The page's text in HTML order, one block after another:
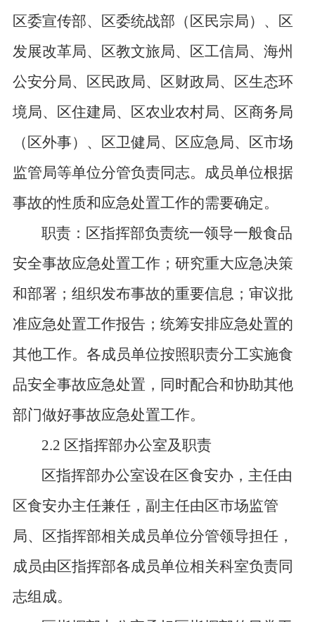
区委宣传部、区委统战部（区民宗局）、区
发展改革局、区教文旅局、区工信局、海州
公安分局、区民政局、区财政局、区生态环
境局、区住建局、区农业农村局、区商务局
（区外事）、区卫健局、区应急局、区市场
监管局等单位分管负责同志。成员单位根据
事故的性质和应急处置工作的需要确定。
职责：区指挥部负责统一领导一般食品
安全事故应急处置工作；研究重大应急决策
和部署；组织发布事故的重要信息；审议批
准应急处置工作报告；统筹安排应急处置的
其他工作。各成员单位按照职责分工实施食
品安全事故应急处置，同时配合和协助其他
部门做好事故应急处置工作。
2.2 区指挥部办公室及职责
区指挥部办公室设在区食安办，主任由
区食安办主任兼任，副主任由区市场监管
局、区指挥部相关成员单位分管领导担任，
成员由区指挥部各成员单位相关科室负责同
志组成。